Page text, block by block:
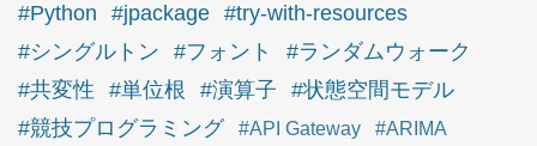
#Python
#jpackage #try-with-resources
#シングルトン
#フォント
#ランダムウォーク
#共変性
#単位根 #演算子
#状態空間モデル
#競技プログラミング
#API Gateway
#ARIMA